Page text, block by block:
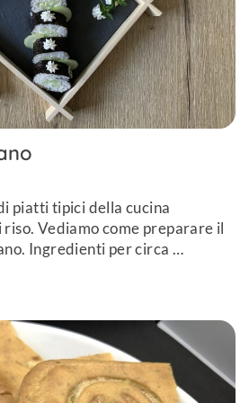
piatti tipici della cucina
riso. Vediamo come preparare il
Ingredienti per circa …